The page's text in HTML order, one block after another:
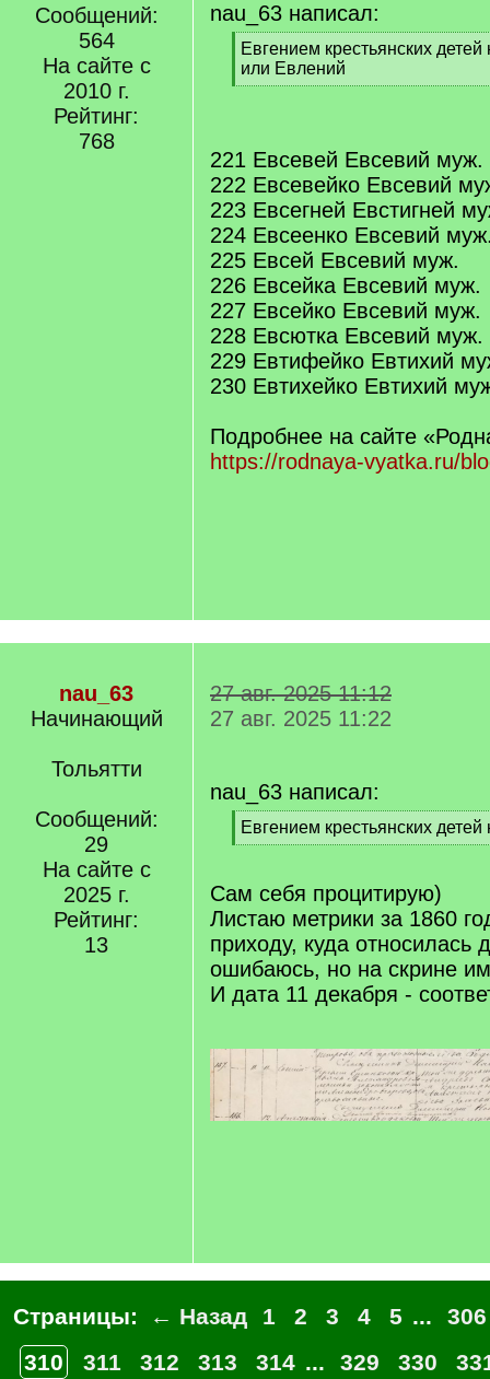
Сообщений:
564
На сайте с
2010 г.
Рейтинг:
768
nau_63 написал:
[
q
]
Евгением крестьянских
или Евлений
[
221 Евсевей Евсевий муж.
222 Евсевейко Евсевий
223 Евсегней Евстигней
224 Евсеенко Евсевий
225 Евсей Евсевий муж.
226 Евсейка Евсевий муж.
227 Евсейко Евсевий муж.
228 Евсютка Евсевий муж.
229 Евтифейко Евтихий
230 Евтихейко Евтихий
Подробнее на сайте
https://rodnaya-vyatka.ru/
nau_63
Начинающий
Тольятти
Сообщений:
29
На сайте с
2025 г.
Рейтинг:
13
27 авг. 2025 11:12
27 авг. 2025 11:22
nau_63 написал:
[
q
Евгением крестьянских
[
q
]
Сам себя процитирую)
Листаю метрики за 1860
приходу, куда относилась
ошибаюсь, но на скрине
И дата 11 декабря -
Страницы: ← Назад 1 2 3 4 5 ...
306
310
311 312 313 314 ... 329 330